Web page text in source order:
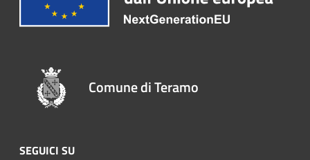
Comune di Teramo
SEGUICI SU